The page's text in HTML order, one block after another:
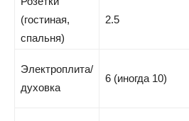
(гостиная,
спальня)
2.5
Электроплита/
духовка
6 (иногда 10)